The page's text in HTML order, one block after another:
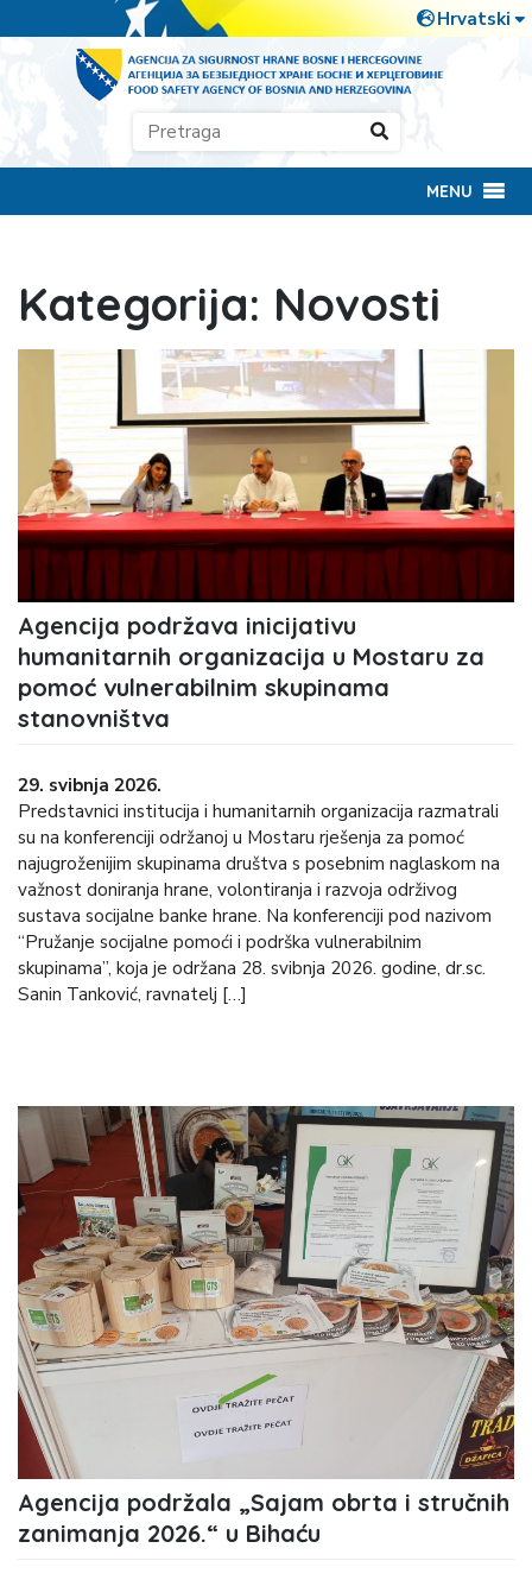
MENU
Kategorija: Novosti
Agencija podržava inicijativu
humanitarnih organizacija u Mostaru za
pomoć vulnerabilnim skupinama
stanovništva
29. svibnja 2026.
Predstavnici institucija i humanitarnih organizacija razmatrali
su na konferenciji održanoj u Mostaru rješenja za pomoć
najugroženijim skupinama društva s posebnim naglaskom na
važnost doniranja hrane, volontiranja i razvoja održivog
sustava socijalne banke hrane. Na konferenciji pod nazivom
“Pružanje socijalne pomoći i podrška vulnerabilnim
skupinama”, koja je održana 28. svibnja 2026. godine, dr.sc.
Sanin Tanković, ravnatelj […]
Agencija podržala „Sajam obrta i stručnih
zanimanja 2026.“ u Bihaću